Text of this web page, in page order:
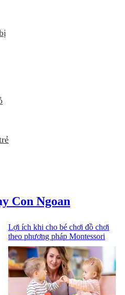
Con Ngoan
Lợi ích khi cho bé chơi đồ chơi
theo phương pháp Montessori